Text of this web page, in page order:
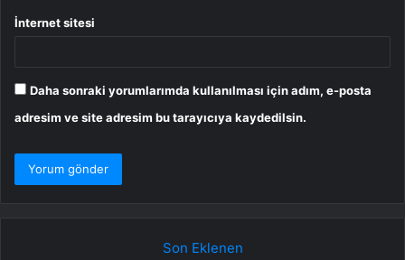
İnternet sitesi
Daha sonraki yorumlarımda kullanılması için adım, e-posta
adresim ve site adresim bu tarayıcıya kaydedilsin.
Son Eklenen